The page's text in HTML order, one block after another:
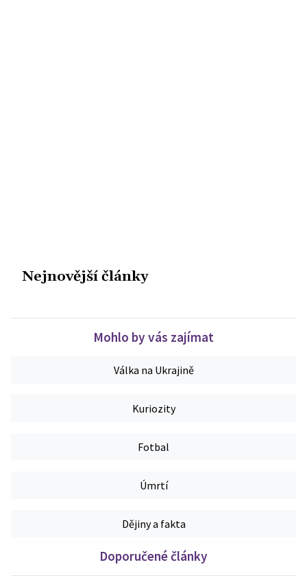
Nejnovější články
Mohlo by vás zajímat
Válka na Ukrajině
Kuriozity
Fotbal
Úmrtí
Dějiny a fakta
Doporučené články